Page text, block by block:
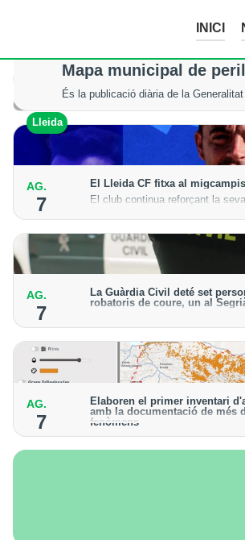
INICI
La tempesta
Tot i els xàfecs i la calamarsa, els
Lleida
Mapa municipal de
És la publicació diària de la
AG.
7
El Lleida CF fitxa al
El club continua reforçant la
2026-27
AG.
7
La Guàrdia Civil deté set
robatoris de coure, un al
d'Aragó i Catalunya i en plantes
Castella-la Manxa
AG.
7
Elaboren el primer inventari
amb la documentació de més
fenòmens
Obra de l'Institut Cartogràfic i
amb dades a partir del 1427